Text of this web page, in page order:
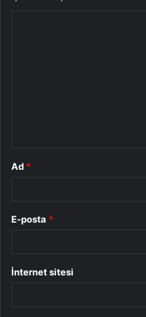
Ad *
E-posta *
İnternet sitesi